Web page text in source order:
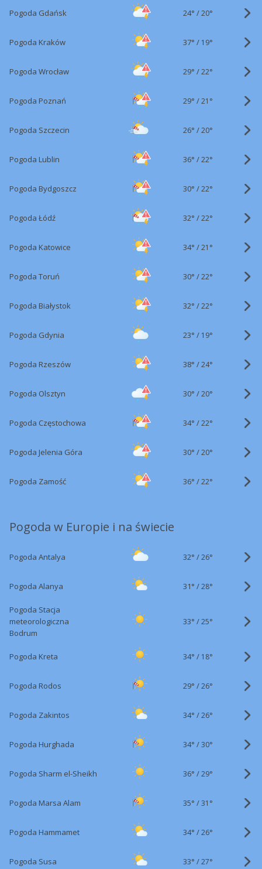
Pogoda Gdańsk 24° /20°
Pogoda Kraków 37° / 19°
Pogoda Wrocław 29° /22°
Pogoda Poznań 29° /21°
Pogoda Szczecin 26° /20°
Pogoda Lublin 36° /22°
Pogoda Bydgoszcz 30° /22°
Pogoda Łódź 32° /22°
Pogoda Katowice 34° /21°
Pogoda Toruń 30° /22°
Pogoda Białystok 32° /22°
Pogoda Gdynia 23° / 19°
Pogoda Rzeszów 38° /24°
Pogoda Olsztyn 30° /20°
Pogoda Częstochowa 34° /22°
Pogoda Jelenia Góra 30° /20°
Pogoda Zamość 36° /22°
Pogoda w Europie i na świecie
Pogoda Antalya 32° /26°
Pogoda Alanya 31° /28°
Pogoda Stacja
meteorologiczna
Bodrum
33° /25°
Pogoda Kreta 34° / 18°
Pogoda Rodos 29° /26°
Pogoda Zakintos 34° /26°
Pogoda Hurghada 34° /30°
Pogoda Sharm el-Sheikh 36° /29°
Pogoda Marsa Alam 35° /31°
Pogoda Hammamet 34° /26°
Pogoda Susa 33° /27°